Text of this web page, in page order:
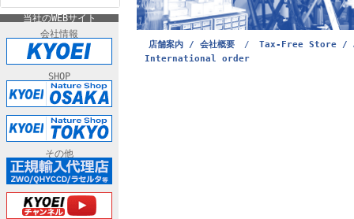
当社のWEBサイト
会社情報
SHOP
その他
店舗案内 / 会社概要 /
Tax-Free Store /
International order